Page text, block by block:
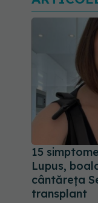
15
Lupus,
cântăreța
transplant